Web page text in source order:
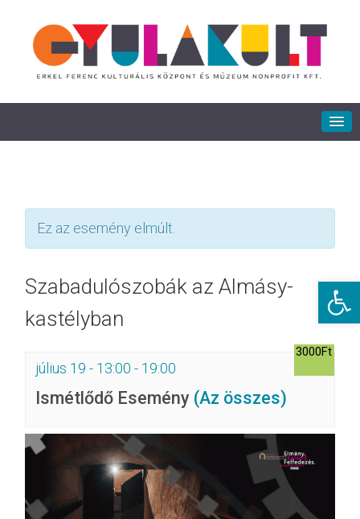
Ez az esemény elmúlt.
Szabadulószobák az Almásy-
kastélyban
július 19 - 13:00 - 19:00
Ismétlődő Esemény (Az összes)
3000Ft